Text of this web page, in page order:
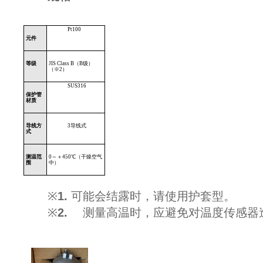
元件
Pt100
等级 JIS Class B（B级）
（※2 ）
保护管
材质
SUS316
导线方
式
3导线式
测温范
围
0～＋ 450℃（干燥空气
中）
※1. 可能会结露时，请使用护套型。
※2. 测量高温时，应避免对温度传感器